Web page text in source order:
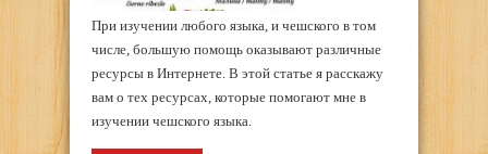
При изучении любого языка, и чешского в том
числе, большую помощь оказывают различные
ресурсы в Интернете. В этой статье я расскажу
вам о тех ресурсах, которые помогают мне в
изучении чешского языка.